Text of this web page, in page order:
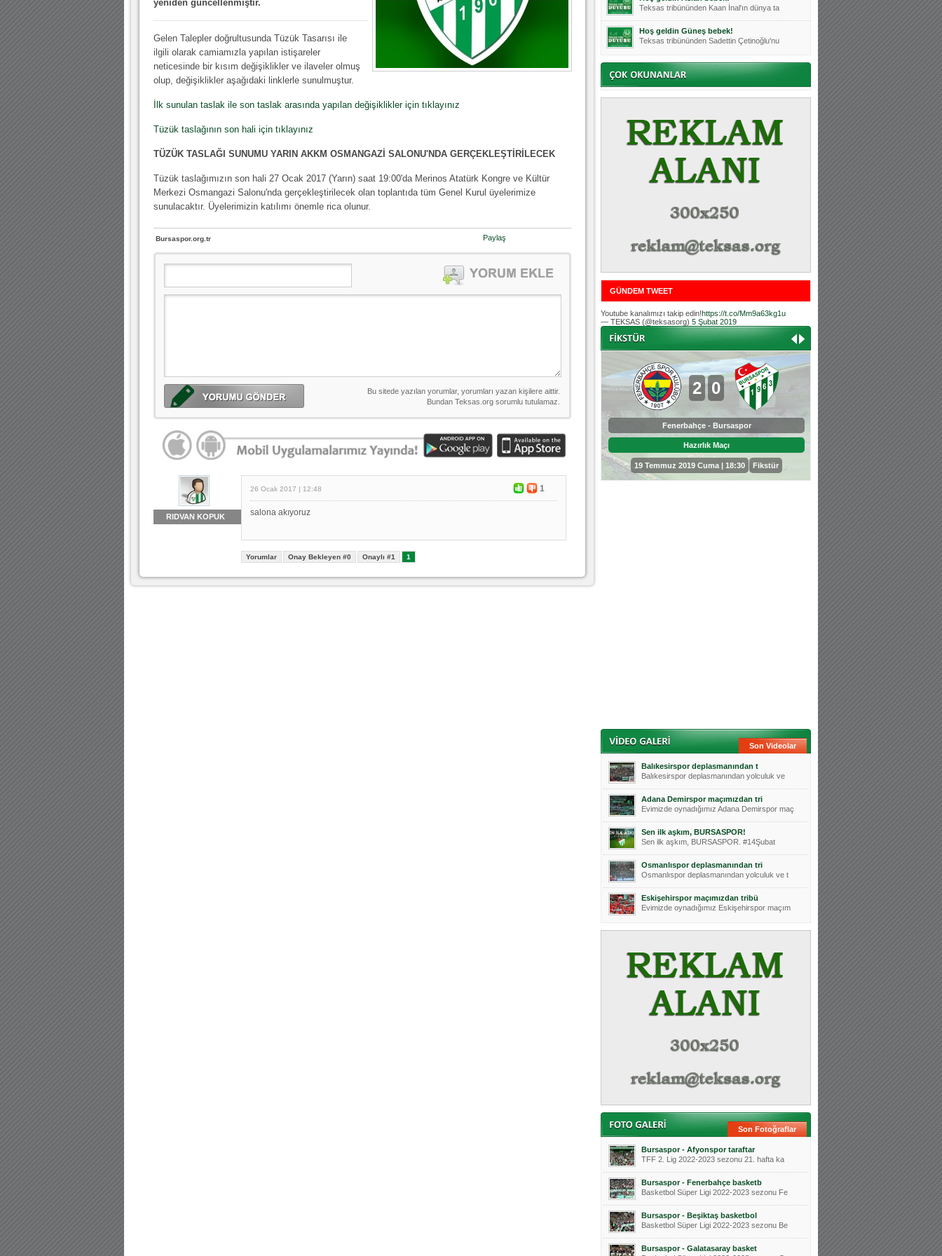
30.12.2022 18:00 |Hoş geldin Kadir Kağan Bebek!
11.11.2025 14:13 |Hoş geldin Ertuğrul Bebek!
12.10.2025 17:30 | MUTLULUKLAR SİNAN SILACI
08.01.2024 19:01 |Hoş geldin Aslan bebek!
03.01.2024 19:09 |Hoş geldin Güneş bebek!
yeniden güncellenmiştir.
Gelen Talepler doğrultusunda Tüzük Tasarısı ile
ilgili olarak camiamızla yapılan istişareler
neticesinde bir kısım değişiklikler ve ilaveler olmuş
olup, değişiklikler aşağıdaki linklerle sunulmuştur.
İlk sunulan taslak ile son taslak arasında yapılan değişiklikler için tıklayınız
Tüzük taslağının son hali için tıklayınız
TÜZÜK TASLAĞI SUNUMU YARIN AKKM OSMANGAZİ SALONU'NDA GERÇEKLEŞTİRİLECEK
Tüzük taslağımızın son hali 27 Ocak 2017 (Yarın) saat 19:00'da Merinos Atatürk Kongre ve Kültür
Merkezi Osmangazi Salonu'nda gerçekleştirilecek olan toplantıda tüm Genel Kurul üyelerimize
sunulacaktır. Üyelerimizin katılımı önemle rica olunur.
Bursaspor.org.tr Paylaş
RIDVAN KOPUK
26 Ocak 2017 | 12:48 1
salona akıyoruz
Yorumlar Onay Bekleyen #0 Onaylı #1 1
Teksas tribününden Kaan İnal'ın dünya ta
Hoş geldin Güneş bebek!
Teksas tribününden Sadettin Çetinoğlu'nu
Mutluluklar Ceyhun Tetik
Teksas tribünlerinin sevilen isimlerinde
Bursasporumuzun önü açılsın is
Hoş geldin Alaz Bebek!
Teksas.org sistem yöneticisi, ekibimizin
Hoş geldin Göktuğ Bebek!
Teksas.org ekibimizden ve tribünlerimizi
Teksas tribünlerinden Basri İleri'nin dü
Hoş geldin Kerem Bebek!
Tribünlerimizden Mesut Ulusoy'un (Duka)
Hoş geldin Aslan bebek!
Teksas tribününden Kaan İnal'ın dünya ta
Hoş geldin Güneş bebek!
Teksas tribününden Sadettin Çetinoğlu'nu
GÜNDEM TWEET
Youtube kanalımızı takip edin!https://t.co/Mm9a63kg1u
— TEKSAS (@teksasorg) 5 Şubat 2019
- -
1. Lig 32. Hafta
2 0
Fenerbahçe - Bursaspor
Hazırlık Maçı
19 Temmuz 2019 Cuma | 18:30 Fikstür
0 3
Bursaspor - Sepahan
Hazırlık Maçı
25 Temmuz 2019 Perşembe |
Son Videolar
Balıkesirspor deplasmanından t
Balıkesirspor deplasmanından yolculuk ve
Adana Demirspor maçımızdan tri
Evimizde oynadığımız Adana Demirspor maç
Sen ilk aşkım, BURSASPOR!
Sen ilk aşkım, BURSASPOR. #14Şubat
Osmanlıspor deplasmanından tri
Osmanlıspor deplasmanından yolculuk ve t
Eskişehirspor maçımızdan tribü
Evimizde oynadığımız Eskişehirspor maçım
Son Fotoğraflar
Bursaspor - Afyonspor taraftar
TFF 2. Lig 2022-2023 sezonu 21. hafta ka
Bursaspor - Fenerbahçe basketb
Basketbol Süper Ligi 2022-2023 sezonu Fe
Bursaspor - Beşiktaş basketbol
Basketbol Süper Ligi 2022-2023 sezonu Be
Bursaspor - Galatasaray basket